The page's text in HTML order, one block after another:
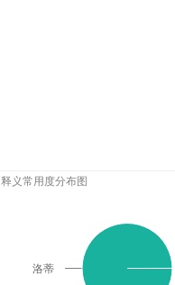
释义常用度分布图
洛蒂